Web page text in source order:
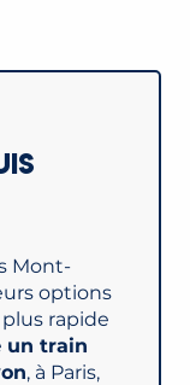
Mont-
options
plus rapide
un train
, à Paris,